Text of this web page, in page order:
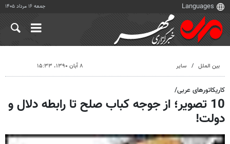
جمعه ۱۶ مرداد ۱۴۰۵
بین الملل سایر ۸ آبان ۱۳۹۰، ۱۵:۳۳
کاریکاتورهای عربی/
10 تصویر؛ از جوجه کباب صلح تا رابطه دلال و
دولت!